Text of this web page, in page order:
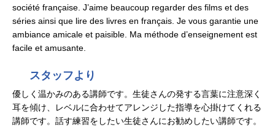
société française. J’aime beaucoup regarder des films et des
séries ainsi que lire des livres en français. Je vous garantie une
ambiance amicale et paisible. Ma méthode d’enseignement est
facile et amusante.
スタッフより
優しく温かみのある講師です。生徒さんの発する言葉に注意深く
耳を傾け、レベルに合わせてアレンジした指導を心掛けてくれる
講師です。話す練習をしたい生徒さんにお勧めしたい講師です。